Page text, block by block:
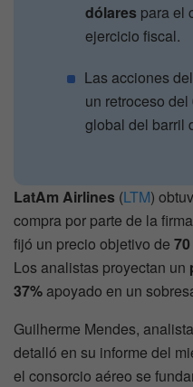
dólares para el
ejercicio fiscal.
Las acciones
un retroceso del
global del barril
LatAm Airlines (LTM)
compra por parte de la
fijó un precio objetivo de
Los analistas proyectan un
37% apoyado en un
Guilherme Mendes,
detalló en su informe del
el consorcio aéreo se